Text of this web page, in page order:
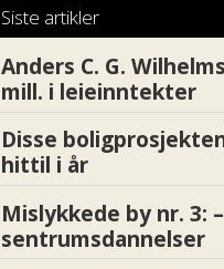
Siste artikler
Anders C. G.
mill. i leieinntekter
Disse
hittil i år
Mislykkede by nr. 3:
sentrumsdannelser